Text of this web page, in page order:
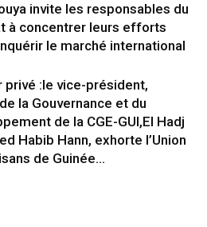
invite les responsables du
à concentrer leurs efforts
le marché international
privé :le vice-président,
la Gouvernance et du
de la CGE-GUI,El Hadj
Habib Hann, exhorte l’Union
de Guinée...